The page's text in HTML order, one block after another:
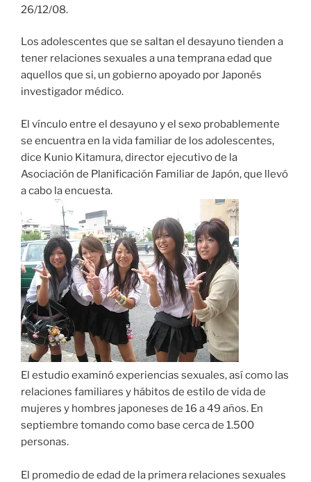
26/12/08.
Los adolescentes que se saltan el desayuno tienden a
tener relaciones sexuales a una temprana edad que
aquellos que si, un gobierno apoyado por Japonés
investigador médico.
El vínculo entre el desayuno y el sexo probablemente
se encuentra en la vida familiar de los adolescentes,
dice Kunio Kitamura, director ejecutivo de la
Asociación de Planificación Familiar de Japón, que llevó
a cabo la encuesta.
El estudio examinó experiencias sexuales, así como las
relaciones familiares y hábitos de estilo de vida de
mujeres y hombres japoneses de 16 a 49 años. En
septiembre tomando como base cerca de 1.500
personas.
El promedio de edad de la primera relaciones sexuales